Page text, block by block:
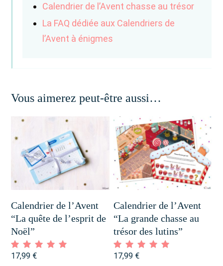
Calendrier de l’Avent chasse au trésor
La FAQ dédiée aux Calendriers de
l’Avent à énigmes
Vous aimerez peut-être aussi…
Calendrier de l’Avent
“La quête de l’esprit de
Noël”
Note
17,99 €
Calendrier de l’Avent
“La grande chasse au
trésor des lutins”
Note
17,99 €